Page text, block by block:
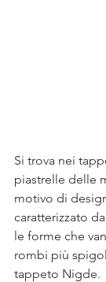
Si trova nei
piastrelle delle
motivo di
caratterizzato
le forme che
rombi più
tappeto Nigde.